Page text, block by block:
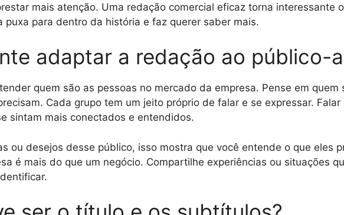
mais atenção. Uma redação comercial eficaz torna interessante
puxa para dentro da história e faz querer saber mais.
adaptar a redação ao público-
quem são as pessoas no mercado da empresa. Pense em quem
Cada grupo tem um jeito próprio de falar e se expressar. Falar
sintam mais conectados e entendidos.
ou desejos desse público, isso mostra que você entende o que eles
é mais do que um negócio. Compartilhe experiências ou situações